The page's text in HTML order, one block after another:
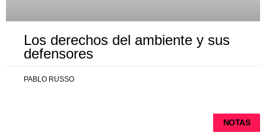
Los derechos del ambiente y sus
defensores
PABLO RUSSO
NOTAS